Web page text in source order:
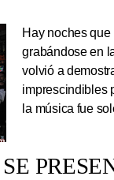
Hay noches
grabándose en
volvió a
imprescindibles
la música fue